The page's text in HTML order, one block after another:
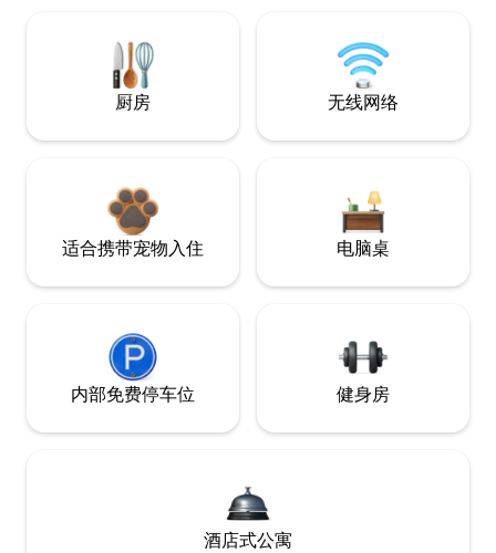
厨房 无线网络
适合携带宠物入住 电脑桌
内部免费停车位 健身房
酒店式公寓